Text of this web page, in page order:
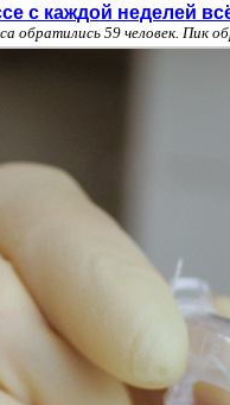
с каждой неделей
обратились 59 человек. Пик